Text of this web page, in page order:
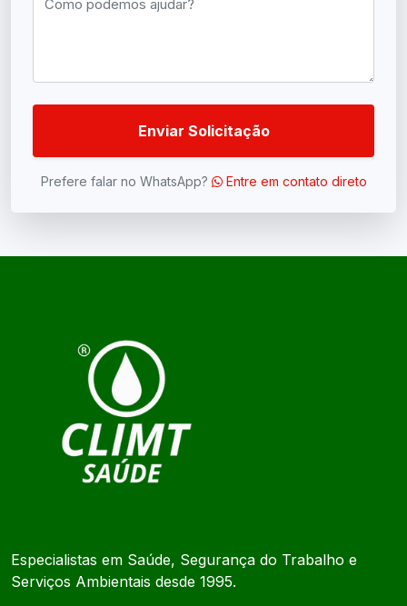
Enviar Solicitação
Prefere falar no WhatsApp? Entre em contato direto
Especialistas em Saúde, Segurança do Trabalho e
Serviços Ambientais desde 1995.